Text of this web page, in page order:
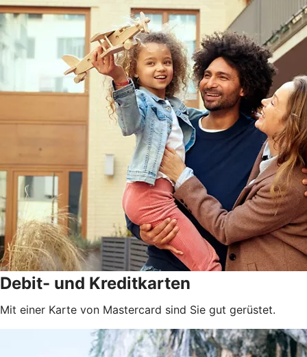
Debit- und Kreditkarten
Mit einer Karte von Mastercard sind Sie gut gerüstet.